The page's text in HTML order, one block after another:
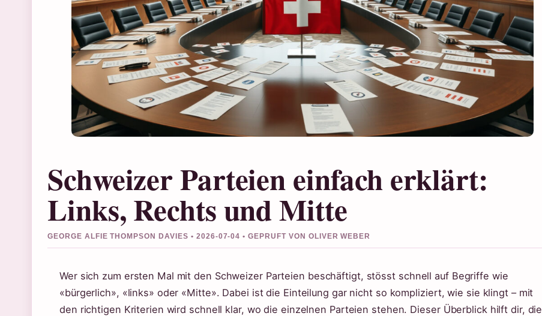
Schweizer Parteien einfach erklärt:
Links, Rechts und Mitte
GEORGE ALFIE THOMPSON DAVIES • 2026-07-04 • GEPRUFT VON OLIVER WEBER
Wer sich zum ersten Mal mit den Schweizer Parteien beschäftigt, stösst schnell auf Begriffe wie
«bürgerlich», «links» oder «Mitte». Dabei ist die Einteilung gar nicht so kompliziert, wie sie klingt – mit
den richtigen Kriterien wird schnell klar, wo die einzelnen Parteien stehen. Dieser Überblick hilft dir, die